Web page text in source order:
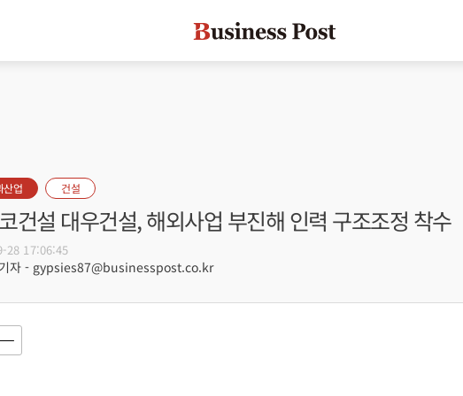
산업 건설
건설 대우건설, 해외사업 부진해 인력 구조조정 착수
28 17:06:45
자 - gypsies87@businesspost.co.kr